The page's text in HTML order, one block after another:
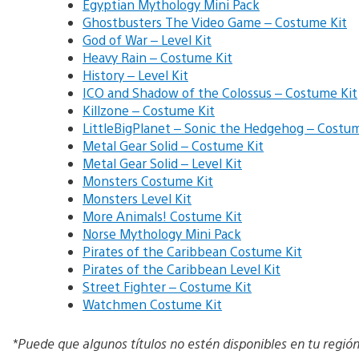
Egyptian Mythology Mini Pack
Ghostbusters The Video Game – Costume Kit
God of War – Level Kit
Heavy Rain – Costume Kit
History – Level Kit
ICO and Shadow of the Colossus – Costume Kit
Killzone – Costume Kit
LittleBigPlanet – Sonic the Hedgehog –
Metal Gear Solid – Costume Kit
Metal Gear Solid – Level Kit
Monsters Costume Kit
Monsters Level Kit
More Animals! Costume Kit
Norse Mythology Mini Pack
Pirates of the Caribbean Costume Kit
Pirates of the Caribbean Level Kit
Street Fighter – Costume Kit
Watchmen Costume Kit
*Puede que algunos títulos no estén disponibles en tu región.